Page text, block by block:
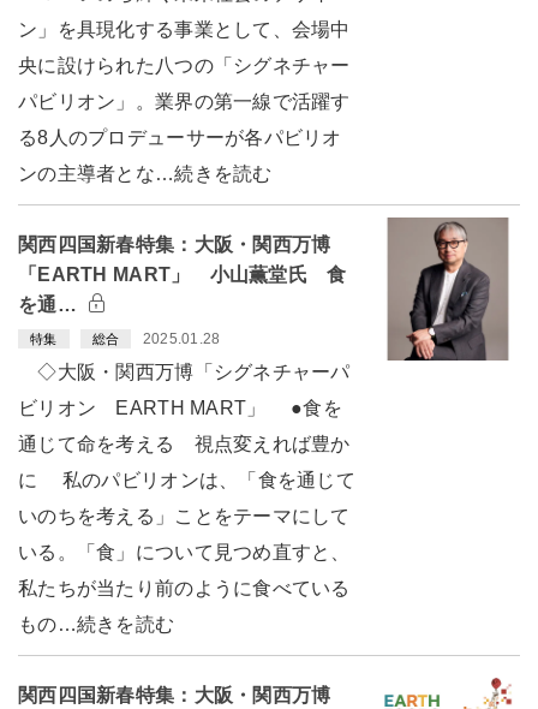
ン」を具現化する事業として、会場中
央に設けられた八つの「シグネチャー
パビリオン」。業界の第一線で活躍す
る8人のプロデューサーが各パビリオ
ンの主導者とな…続きを読む
関西四国新春特集：大阪・関西万博
「EARTH MART」 小山薫堂氏 食
を通…
特集 総合 2025.01.28
◇大阪・関西万博「シグネチャーパ
ビリオン EARTH MART」 ●食を
通じて命を考える 視点変えれば豊か
に 私のパビリオンは、「食を通じて
いのちを考える」ことをテーマにして
いる。「食」について見つめ直すと、
私たちが当たり前のように食べている
もの…続きを読む
関西四国新春特集：大阪・関西万博